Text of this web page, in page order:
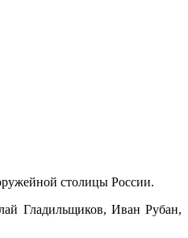
столицы России.
Гладильщиков, Иван Рубан,